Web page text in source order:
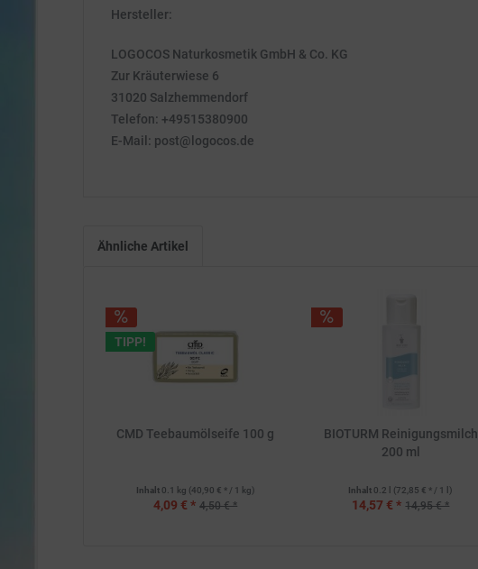
Hersteller:
LOGOCOS Naturkosmetik GmbH & Co. KG
Zur Kräuterwiese 6
31020 Salzhemmendorf
Telefon: +49515380900
E-Mail: post@logocos.de
Ähnliche Artikel
TIPP!
CMD Teebaumölseife 100 g
Inhalt 0.1 kg (40,90 € * / 1 kg)
4,09 € * 4,50 € *
BIOTURM Reinigungsmilch
200 ml
Inhalt 0.2 l (72,85 € * / 1 l)
14,57 € * 14,95 € *